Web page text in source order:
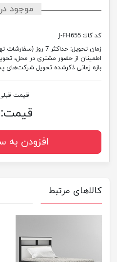
موجود در
کد کالا: J-FH655
زمان تحویل:
حداکثر 7 روز
اطمینان از حضور مشتری در محل،
بازه زمانی ذکرشده تحویل شرکت‌های
قیمت
قیمت:
افزودن به
کالاهای مرتبط